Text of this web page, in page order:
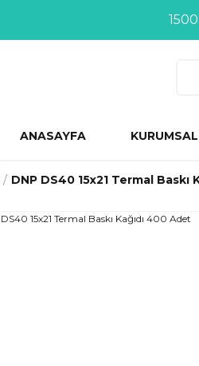
ANASAYFA
DNP DS40 15x21 Termal Baskı